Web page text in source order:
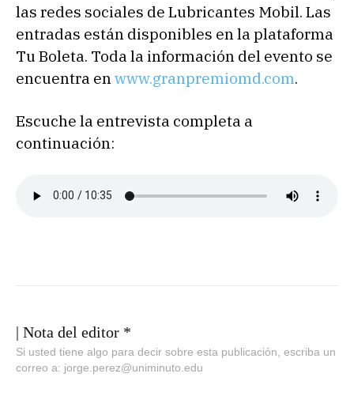
las redes sociales de Lubricantes Mobil. Las
entradas están disponibles en la plataforma
Tu Boleta. Toda la información del evento se
encuentra en www.granpremiomd.com.
Escuche la entrevista completa a
continuación:
| Nota del editor *
Si usted tiene algo para decir sobre esta publicación, escriba un
correo a: jorge.perez@uniminuto.edu